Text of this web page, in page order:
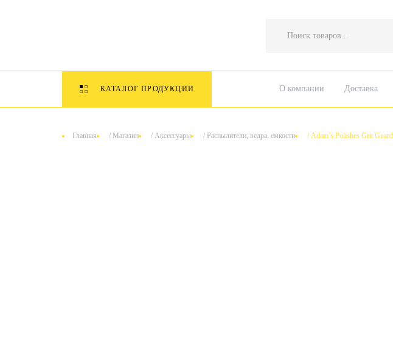
товаров
КАТАЛОГ ПРОДУКЦИИ О компании Доставка
Главная / Магазин / Аксессуары / Распылители, ведра, емкости /Adam’s Polishes Grit